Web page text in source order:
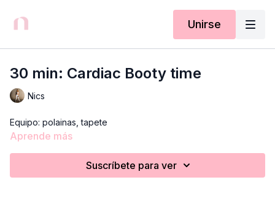
Unirse
30 min: Cardiac Booty time
Nics
Equipo: polainas, tapete
Aprende más
Suscríbete para ver